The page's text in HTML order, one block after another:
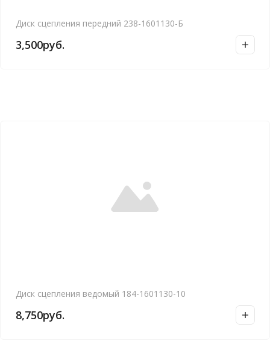
Диск сцепления передний 238-1601130-Б
3,500руб.
Диск сцепления ведомый 184-1601130-10
8,750руб.